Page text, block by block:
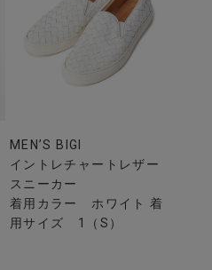
MEN’S BIGI
イントレチャートレザー
スニーカー
着用カラー ホワイト 着
用サイズ 1（S）